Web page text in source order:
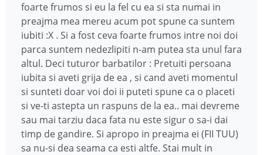
foarte frumos si eu la fel cu ea si sta numai in
preajma mea mereu acum pot spune ca suntem
iubiti :X . Si a fost ceva foarte frumos intre noi doi
parca suntem nedezlipiti n-am putea sta unul fara
altul. Deci tuturor barbatilor : Pretuiti persoana
iubita si aveti grija de ea , si cand aveti momentul
si sunteti doar voi doi ii puteti spune ca o placeti
si ve-ti astepta un raspuns de la ea.. mai devreme
sau mai tarziu daca fata nu este sigur o sa-i dai
timp de gandire. Si apropo in preajma ei (FII TUU)
sa nu-si dea seama ca esti altfe. Stai mult in